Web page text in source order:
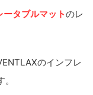
タブルマットのレ
のインフレ